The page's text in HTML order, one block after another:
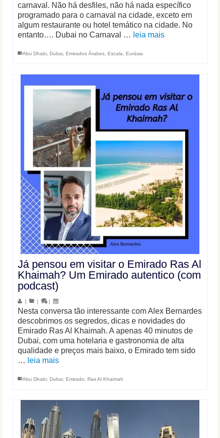
carnaval. Não há desfiles, não há nada específico
programado para o carnaval na cidade, exceto em
algum restaurante ou hotel temático na cidade. No
entanto…. Dubai no Carnaval … leia mais
Abu Dhabi Dubai Emirados Árabes Escala Eurásia
Já pensou em visitar o Emirado Ras Al
Khaimah? Um Emirado autentico (com
podcast)
| | |
Nesta conversa tão interessante com Alex Bernardes
descobrimos os segredos, dicas e novidades do
Emirado Ras Al Khaimah. A apenas 40 minutos de
Dubai, com uma hotelaria e gastronomia de alta
qualidade e preços mais baixo, o Emirado tem sido
… leia mais
Abu Dhabi Dubai Emirado Ras Al Khaimah